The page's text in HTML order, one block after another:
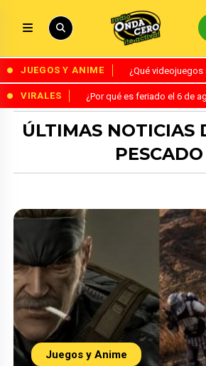
JUEGOS Y ANIME ¿Qué
VIRALES ¿Por qué es feriado el 6 de
ÚLTIMAS NOTICIAS
PESCADO
Juegos y Anime